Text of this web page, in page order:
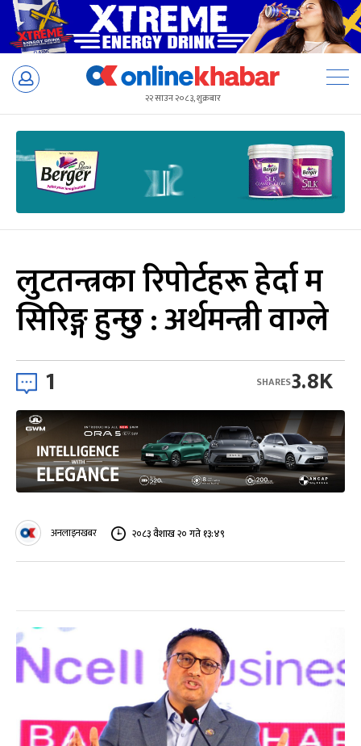
Skip
२२ साउन २०८३, शुक्रबार
लुटतन्त्रका रिपोर्टहरू हेर्दा म
सिरिङ्ग हुन्छु : अर्थमन्त्री वाग्ले
1 3.8K
SHARES
अनलाइनखबर २०८३ वैशाख २० गते १३:४९